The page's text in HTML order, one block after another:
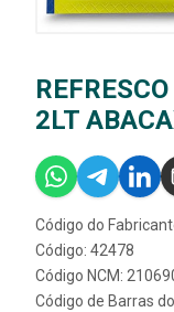
2LT
Código do
Código: 42478
Código NCM:
Código de Barras